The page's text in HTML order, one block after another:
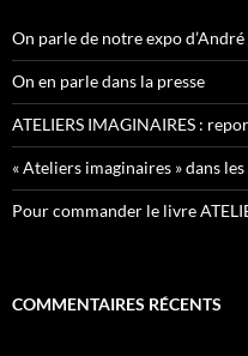
On parle de notre expo d’André
On en parle dans la presse
ATELIERS IMAGINAIRES :
« Ateliers imaginaires » dans
Pour commander le livre
COMMENTAIRES RÉCENTS